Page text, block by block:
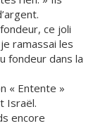
ce joli
ramassai les
fondeur dans la
« Entente »
Israël.
encore